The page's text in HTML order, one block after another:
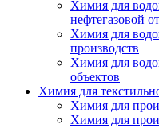
Химия для
нефтегазовой
Химия для
производств
Химия для
объектов
Химия для
Химия для
Химия для